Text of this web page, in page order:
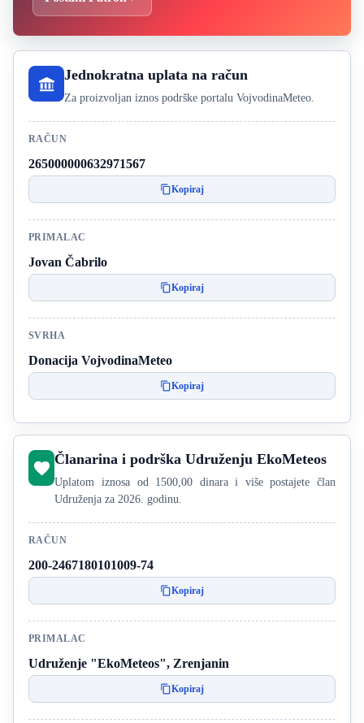
Jednokratna uplata na račun
Za proizvoljan iznos podrške portalu VojvodinaMeteo.
RAČUN
265000000632971567
Kopiraj
PRIMALAC
Jovan Čabrilo
Kopiraj
SVRHA
Donacija VojvodinaMeteo
Kopiraj
Članarina i podrška Udruženju EkoMeteos
Uplatom iznosa od 1500,00 dinara i više postajete član
Udruženja za 2026. godinu.
RAČUN
200-2467180101009-74
Kopiraj
PRIMALAC
Udruženje "EkoMeteos", Zrenjanin
Kopiraj